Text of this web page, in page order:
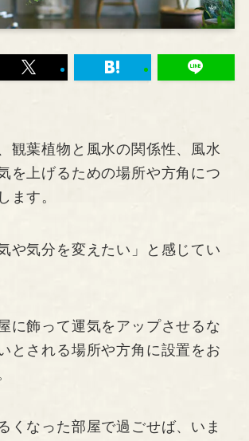
観葉植物と風水の関係性、風水
を上げるための場所や方角につ
ます。
や気分を変えたい」と感じてい
に飾って運気をアップさせるな
とされる場所や方角に設置をお
くなった部屋で過ごせば、いま